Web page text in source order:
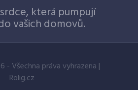
která pumpují
vašich domovů.
- Všechna práva vyhrazena |
Rolig.cz